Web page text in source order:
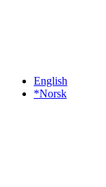
English
*Norsk